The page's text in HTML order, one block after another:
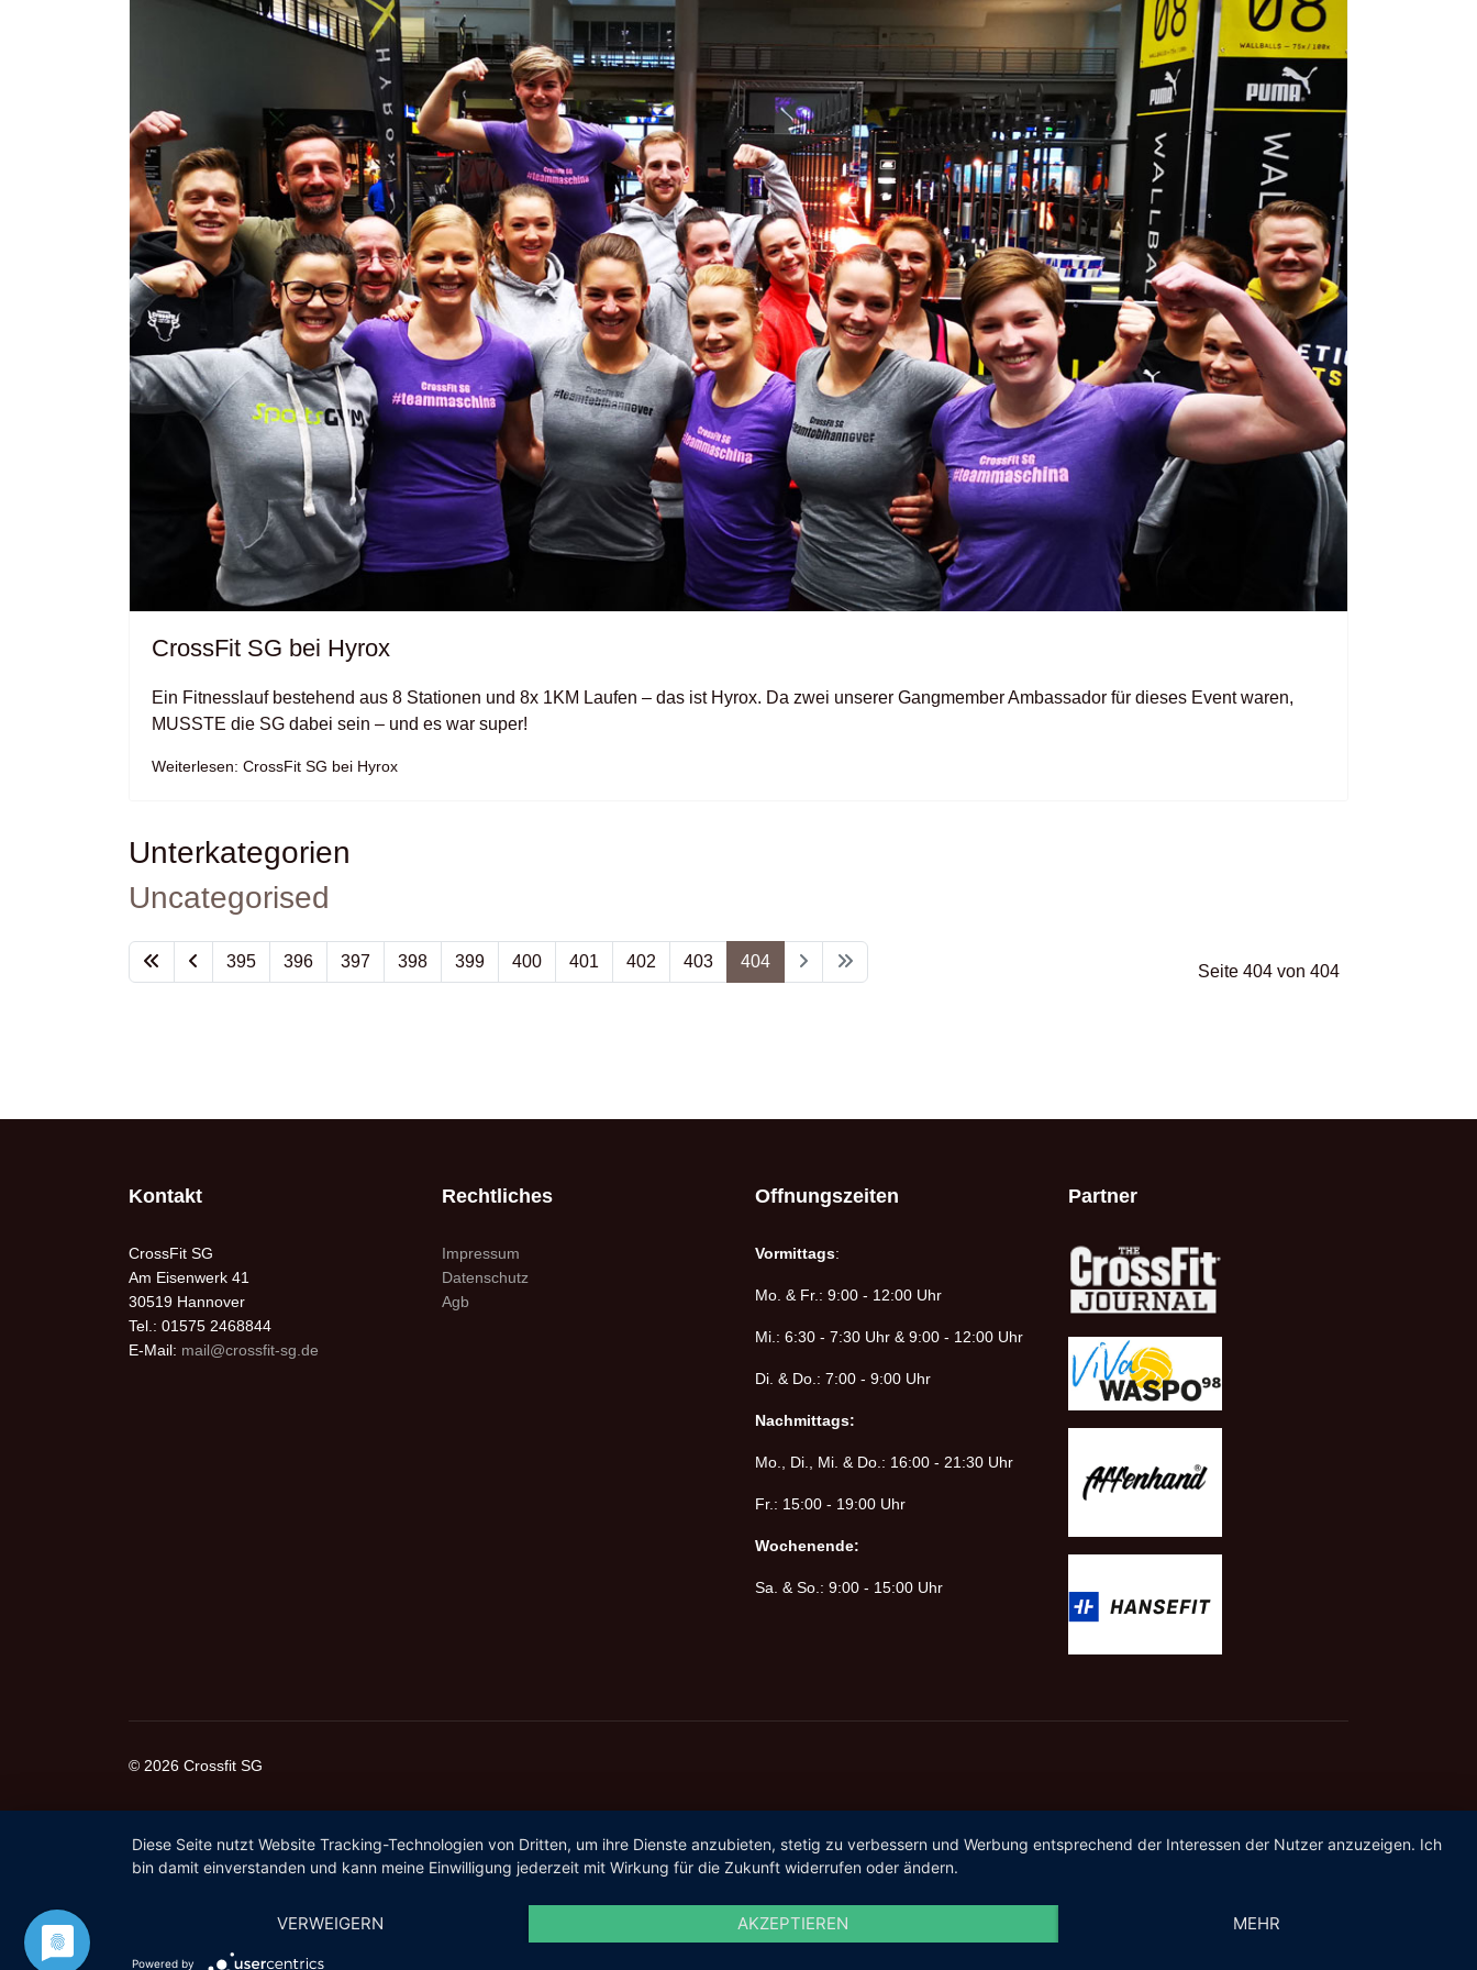
CrossFit SG bei Hyrox
Ein Fitnesslauf bestehend aus 8 Stationen und 8x 1KM Laufen – das ist Hyrox. Da zwei unserer Gangmember Ambassador für dieses Event waren,
MUSSTE die SG dabei sein – und es war super!
Weiterlesen: CrossFit SG bei Hyrox
Unterkategorien
Uncategorised
Seite 404 von 404
395 396 397 398 399 400 401 402 403 404
Kontakt
CrossFit SG
Am Eisenwerk 41
30519 Hannover
Tel.: 01575 2468844
E-Mail: mail@crossfit-sg.de
Rechtliches
Impressum
Datenschutz
Agb
Offnungszeiten
Vormittags:
Mo. & Fr.: 9:00 - 12:00 Uhr
Mi.: 6:30 - 7:30 Uhr & 9:00 - 12:00 Uhr
Di. & Do.: 7:00 - 9:00 Uhr
Nachmittags:
Mo., Di., Mi. & Do.: 16:00 - 21:30 Uhr
Fr.: 15:00 - 19:00 Uhr
Wochenende:
Sa. & So.: 9:00 - 15:00 Uhr
Partner
© 2026 Crossfit SG
Diese Seite nutzt Website Tracking-Technologien von Dritten, um ihre Dienste anzubieten, stetig zu verbessern und Werbung entsprechend der Interessen der Nutzer anzuzeigen. Ich
bin damit einverstanden und kann meine Einwilligung jederzeit mit Wirkung für die Zukunft widerrufen oder ändern.
VERWEIGERN AKZEPTIEREN MEHR
Powered by